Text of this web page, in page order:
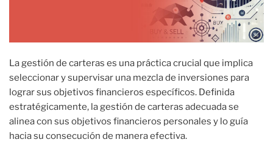
La gestión de carteras es una práctica crucial que implica
seleccionar y supervisar una mezcla de inversiones para
lograr sus objetivos financieros específicos. Definida
estratégicamente, la gestión de carteras adecuada se
alinea con sus objetivos financieros personales y lo guía
hacia su consecución de manera efectiva.